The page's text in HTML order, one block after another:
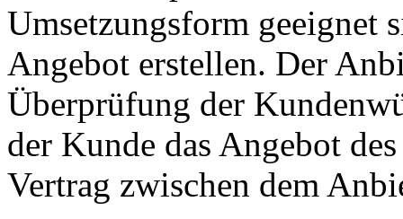
Umsetzungsform geeignet
Angebot erstellen. Der
Überprüfung der
der Kunde das Angebot
Vertrag zwischen dem